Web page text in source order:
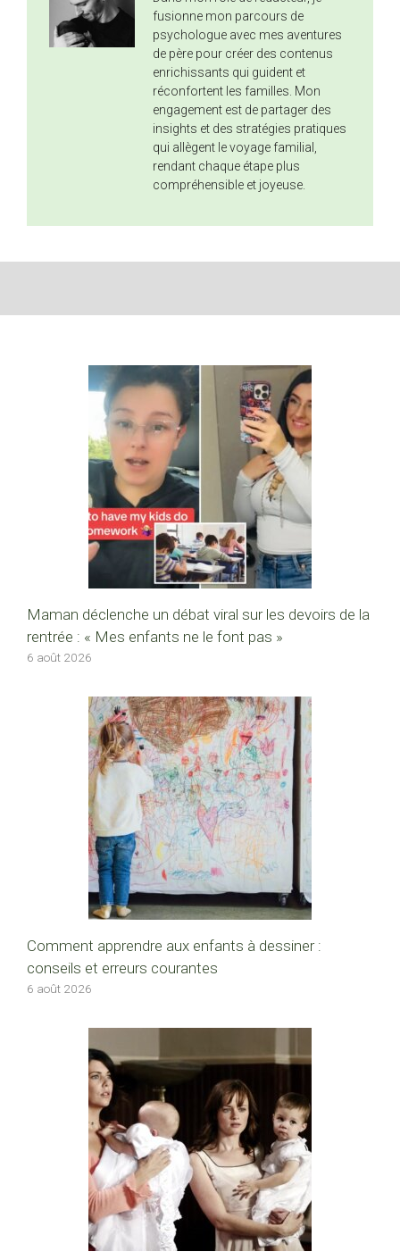
fusionne mon parcours de
psychologue avec mes aventures
de père pour créer des contenus
enrichissants qui guident et
réconfortent les familles. Mon
engagement est de partager des
insights et des stratégies pratiques
qui allègent le voyage familial,
rendant chaque étape plus
compréhensible et joyeuse.
Maman déclenche un débat viral sur les devoirs de la
rentrée : « Mes enfants ne le font pas »
6 août 2026
Comment apprendre aux enfants à dessiner :
conseils et erreurs courantes
6 août 2026